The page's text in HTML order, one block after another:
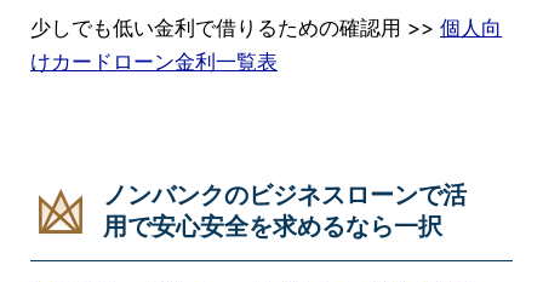
少しでも低い金利で借りるための確認用 >> 個人向
けカードローン金利一覧表
ノンバンクのビジネスローンで活
用で安心安全を求めるなら一択